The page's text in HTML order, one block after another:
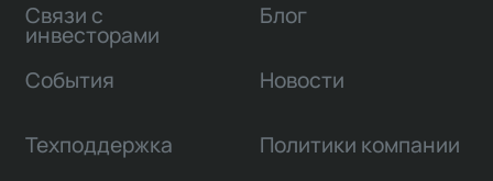
Связи с
инвесторами
Блог
События Новости
Техподдержка Политики компании